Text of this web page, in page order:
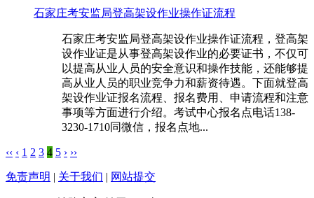
石家庄考安监局登高架设作业操作证流程
石家庄考安监局登高架设作业操作证流程，登高架
设作业证是从事登高架设作业的必要证书，不仅可
以提高从业人员的安全意识和操作技能，还能够提
高从业人员的职业竞争力和薪资待遇。下面就登高
架设作业证报名流程、报名费用、申请流程和注意
事项等方面进行介绍。考试中心报名点电话138-
3230-1710同微信，报名点地...
‹‹ ‹ 1 2 3 4 5 › ››
免责声明 | 关于我们 | 网站提交